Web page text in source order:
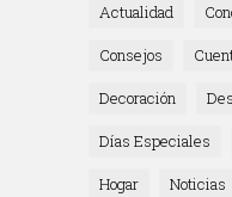
Actualidad
Consejos
Decoración
Días Especiales
Hogar
Noticias